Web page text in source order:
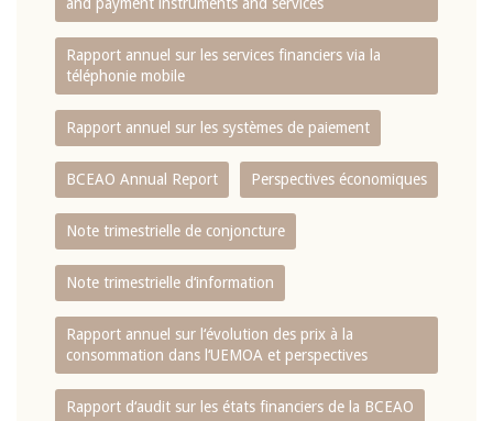
Rapport annuel sur les services financiers via la
téléphonie mobile
Rapport annuel sur les systèmes de paiement
BCEAO Annual Report Perspectives économiques
Note trimestrielle de conjoncture
Note trimestrielle d‘information
Rapport annuel sur l‘évolution des prix à la
consommation dans l‘UEMOA et perspectives
Rapport d‘audit sur les états financiers de la BCEAO